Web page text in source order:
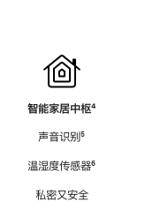
智能家居中枢脚
⁴
声音识别脚
⁵
温湿度传感器脚
⁶
私密又安全